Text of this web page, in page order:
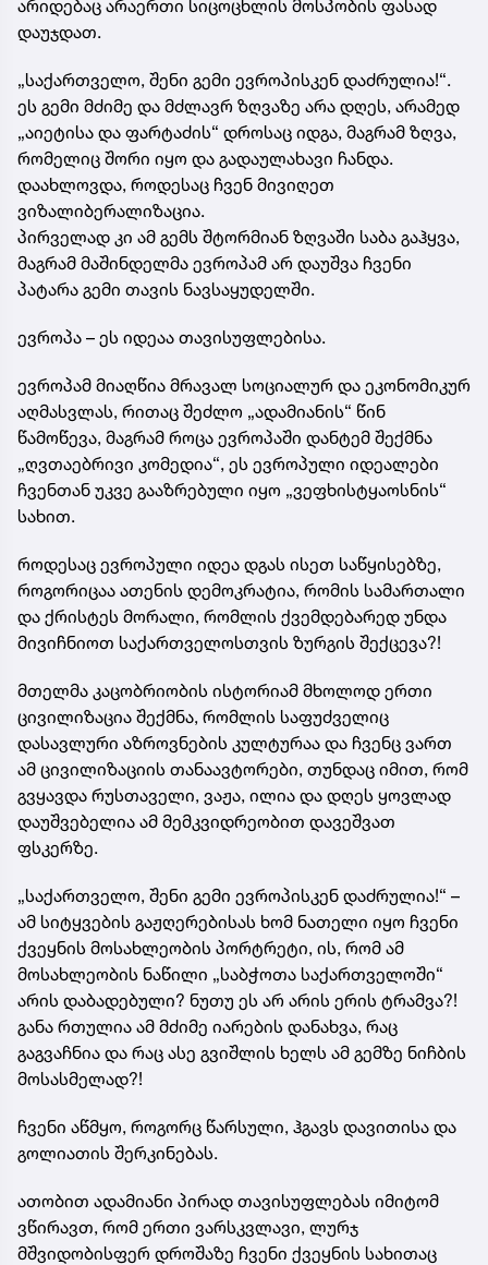
არიდებაც არაერთი სიცოცხლის მოსპობის ფასად
დაუჯდათ.
„საქართველო, შენი გემი ევროპისკენ დაძრულია!“.
ეს გემი მძიმე და მძლავრ ზღვაზე არა დღეს, არამედ
„აიეტისა და ფარტაძის“ დროსაც იდგა, მაგრამ ზღვა,
რომელიც შორი იყო და გადაულახავი ჩანდა.
დაახლოვდა, როდესაც ჩვენ მივიღეთ
ვიზალიბერალიზაცია.
პირველად კი ამ გემს შტორმიან ზღვაში საბა გაჰყვა,
მაგრამ მაშინდელმა ევროპამ არ დაუშვა ჩვენი
პატარა გემი თავის ნავსაყუდელში.
ევროპა – ეს იდეაა თავისუფლებისა.
ევროპამ მიაღწია მრავალ სოციალურ და ეკონომიკურ
აღმასვლას, რითაც შეძლო „ადამიანის“ წინ
წამოწევა, მაგრამ როცა ევროპაში დანტემ შექმნა
„ღვთაებრივი კომედია“, ეს ევროპული იდეალები
ჩვენთან უკვე გააზრებული იყო „ვეფხისტყაოსნის“
სახით.
როდესაც ევროპული იდეა დგას ისეთ საწყისებზე,
როგორიცაა ათენის დემოკრატია, რომის სამართალი
და ქრისტეს მორალი, რომლის ქვემდებარედ უნდა
მივიჩნიოთ საქართველოსთვის ზურგის შექცევა?!
მთელმა კაცობრიობის ისტორიამ მხოლოდ ერთი
ცივილიზაცია შექმნა, რომლის საფუძველიც
დასავლური აზროვნების კულტურაა და ჩვენც ვართ
ამ ცივილიზაციის თანაავტორები, თუნდაც იმით, რომ
გვყავდა რუსთაველი, ვაჟა, ილია და დღეს ყოვლად
დაუშვებელია ამ მემკვიდრეობით დავეშვათ
ფსკერზე.
„საქართველო, შენი გემი ევროპისკენ დაძრულია!“ –
ამ სიტყვების გაჟღერებისას ხომ ნათელი იყო ჩვენი
ქვეყნის მოსახლეობის პორტრეტი, ის, რომ ამ
მოსახლეობის ნაწილი „საბჭოთა საქართველოში“
არის დაბადებული? ნუთუ ეს არ არის ერის ტრამვა?!
განა რთულია ამ მძიმე იარების დანახვა, რაც
გაგვაჩნია და რაც ასე გვიშლის ხელს ამ გემზე ნიჩბის
მოსასმელად?!
ჩვენი აწმყო, როგორც წარსული, ჰგავს დავითისა და
გოლიათის შერკინებას.
ათობით ადამიანი პირად თავისუფლებას იმიტომ
ვწირავთ, რომ ერთი ვარსკვლავი, ლურჯ
მშვიდობისფერ დროშაზე ჩვენი ქვეყნის სახითაც